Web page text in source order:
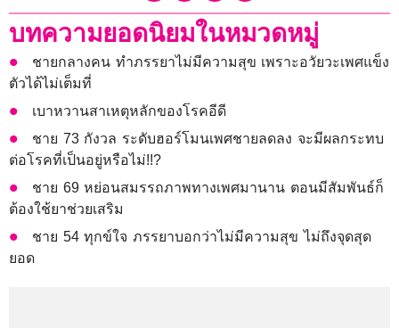
บทความยอดนิยมในหมวดหมู่
ชายกลางคน ทำภรรยาไม่มีความสุข เพราะอวัยวะเพศแข็ง
ตัวได้ไม่เต็มที่
เบาหวานสาเหตุหลักของโรคอีดี
ชาย 73 กังวล ระดับฮอร์โมนเพศชายลดลง จะมีผลกระทบ
ต่อโรคที่เป็นอยู่หรือไม่!!?
ชาย 69 หย่อนสมรรถภาพทางเพศมานาน ตอนมีสัมพันธ์ก็
ต้องใช้ยาช่วยเสริม
ชาย 54 ทุกข์ใจ ภรรยาบอกว่าไม่มีความสุข ไม่ถึงจุดสุด
ยอด